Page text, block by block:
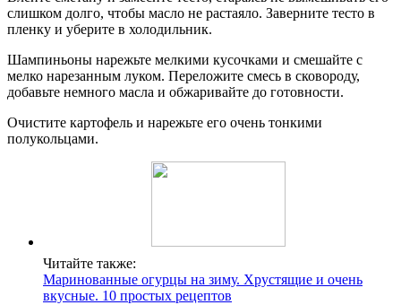
слишком долго, чтобы масло не растаяло. Заверните тесто в
пленку и уберите в холодильник.
Шампиньоны нарежьте мелкими кусочками и смешайте с
мелко нарезанным луком. Переложите смесь в сковороду,
добавьте немного масла и обжаривайте до готовности.
Очистите картофель и нарежьте его очень тонкими
полукольцами.
Читайте также:
Маринованные огурцы на зиму. Хрустящие и очень
вкусные. 10 простых рецептов